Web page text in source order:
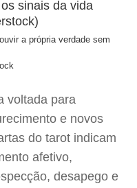
a própria verdade sem
voltada para
e novos
do tarot indicam
afetivo,
desapego e